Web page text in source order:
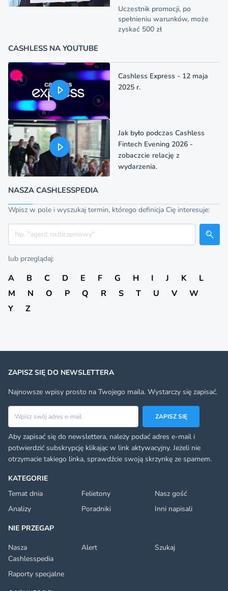
Uczestnik promocji, po
spełnieniu warunków, może
zyskać 500 zł
CASHLESS NA YOUTUBE
Cashless Express - 12 maja
2025 r.
Jak było podczas Cashless
Fintech Evening 2026 -
zobaczcie relację z
wydarzenia.
NASZA CASHLESSPEDIA
Wpisz w pole i wyszukaj termin, którego definicja Cię interesuje:
Szukaj
lub przeglądaj:
A B C D E F G H I J K
L
M
N O P Q R S T U V
W
Y
Z
KATEGORIE
Temat dnia
Felietony
Nasz gość
Analizy
Poradniki
Inni napisali
NIE PRZEGAP
Nasza
Cashlesspedia
Alert Szukaj
Raporty specjalne
ZAPISZ SIĘ DO NEWSLETTERA
Najnowsze wpisy prosto na Twojego maila. Wystarczy się zapisać.
ZAPISZ SIĘ
Aby zapisać się do newslettera, należy podać adres e-mail i
potwierdzić subskrypcję klikając w link aktywacyjny. Jeżeli nie
otrzymacie takiego linka, sprawdźcie swoją skrzynkę ze spamem.